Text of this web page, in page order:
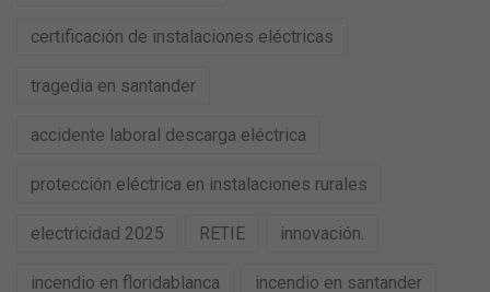
certificación de instalaciones eléctricas
tragedia en santander
accidente laboral descarga eléctrica
protección eléctrica en instalaciones rurales
electricidad 2025 RETIE innovación.
incendio en floridablanca incendio en santander